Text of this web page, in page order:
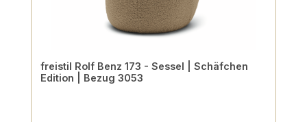
freistil Rolf Benz 173 - Sessel | Schäfchen
Edition | Bezug 3053